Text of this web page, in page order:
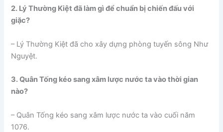
2. Lý Thường Kiệt đã làm gì để chuẩn bị chiến đấu với
giặc?
– Lý Thường Kiệt đã cho xây dựng phòng tuyến sông Như
Nguyệt.
3. Quân Tống kéo sang xâm lược nước ta vào thời gian
nào?
– Quân Tống kéo sang xâm lược nước ta vào cuối năm
1076.